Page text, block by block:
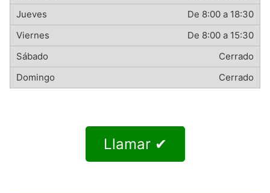
De 8:00 a 18:30
De 8:00 a 15:30
Cerrado
Cerrado
Llamar ✔